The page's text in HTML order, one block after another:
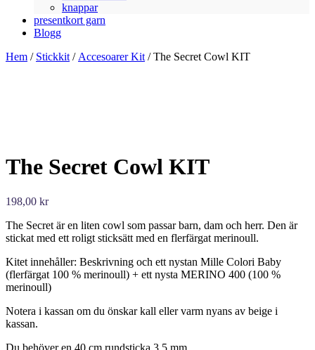
knappar
presentkort garn
Blogg
Hem / Stickkit / Accesoarer Kit / The Secret Cowl KIT
The Secret Cowl KIT
198,00 kr
The Secret är en liten cowl som passar barn, dam och herr. Den är
stickat med ett roligt sticksätt med en flerfärgat merinoull.
Kitet innehåller: Beskrivning och ett nystan Mille Colori Baby
(flerfärgat 100 % merinoull) + ett nysta MERINO 400 (100 %
merinoull)
Notera i kassan om du önskar kall eller varm nyans av beige i
kassan.
Du behöver en 40 cm rundsticka 3,5 mm.